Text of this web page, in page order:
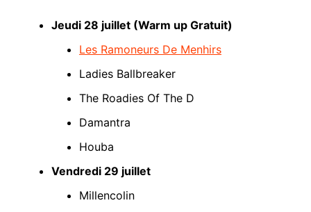
Jeudi 28 juillet (Warm up Gratuit)
Les Ramoneurs De Menhirs
Ladies Ballbreaker
The Roadies Of The D
Damantra
Houba
Vendredi 29 juillet
Millencolin